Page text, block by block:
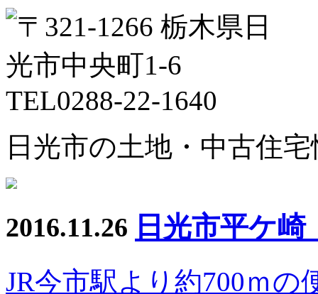
日光市の土地・中古住
2016.11.26 日光市平ケ崎
JR今市駅より約700ｍ